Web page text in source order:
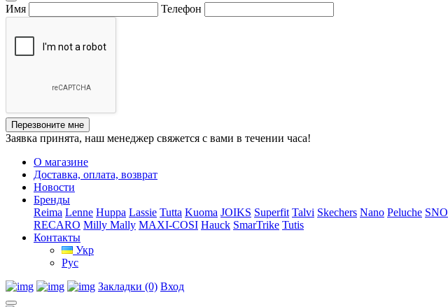
Имя Телефон
Перезвоните мне
Заявка принята, наш менеджер свяжется с вами в течении часа!
О магазине
Доставка, оплата, возврат
Новости
Бренды
Reima Lenne Huppa Lassie Tutta Kuoma JOIKS Superfit Talvi Skechers Nano Peluche SNO
RECARO Milly Mally MAXI-COSI Hauck SmarTrike Tutis
Контакты
Укр
Рус
Закладки (0) Вход